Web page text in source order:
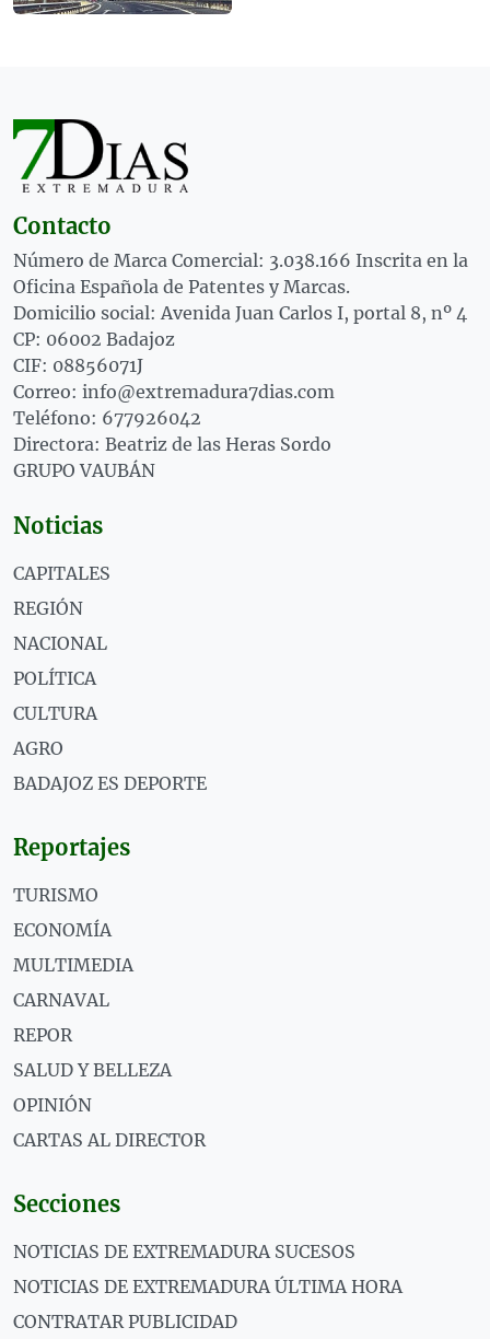
Contacto
Número de Marca Comercial: 3.038.166 Inscrita en la
Oficina Española de Patentes y Marcas.
Domicilio social: Avenida Juan Carlos I, portal 8, nº 4
CP: 06002 Badajoz
CIF: 08856071J
Correo: info@extremadura7dias.com
Teléfono: 677926042
Directora: Beatriz de las Heras Sordo
GRUPO VAUBÁN
Noticias
CAPITALES
REGIÓN
NACIONAL
POLÍTICA
CULTURA
AGRO
BADAJOZ ES DEPORTE
Reportajes
TURISMO
ECONOMÍA
MULTIMEDIA
CARNAVAL
REPOR
SALUD Y BELLEZA
OPINIÓN
CARTAS AL DIRECTOR
Secciones
NOTICIAS DE EXTREMADURA SUCESOS
NOTICIAS DE EXTREMADURA ÚLTIMA HORA
CONTRATAR PUBLICIDAD